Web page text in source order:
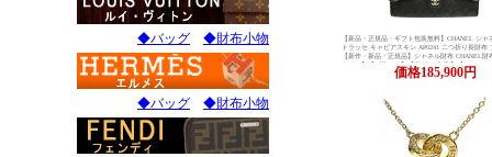
◆バッグ ◆財布小物
◆バッグ ◆財布小物
【新品・正規品・ギフト包装無料】CHANEL シャ
トラッセ キャビアスキン AP0241 二つ折り長財布
【新作・新品・正規品】シャネル財布 CHANEL財
サイフ】【ブランド】【楽ギフ_包装】【
価格185,900円